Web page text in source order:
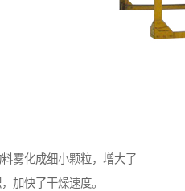
雾化成细小颗粒，增大了
加快了干燥速度。